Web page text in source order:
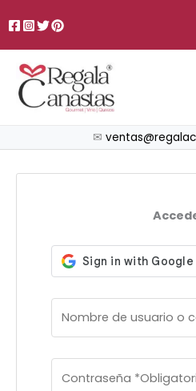
al
contenido
✉